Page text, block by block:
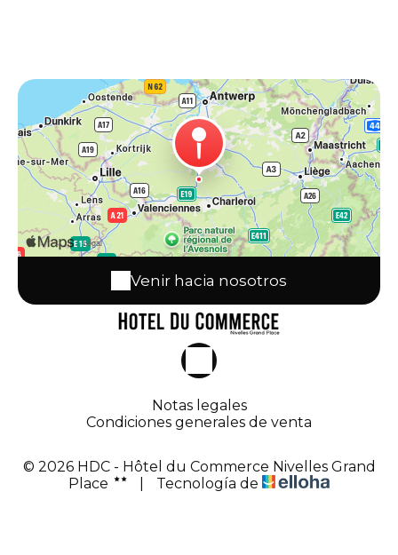
Venir hacia nosotros
Notas legales
Condiciones generales de venta
© 2026 HDC - Hôtel du Commerce Nivelles Grand
Place
Tecnología de